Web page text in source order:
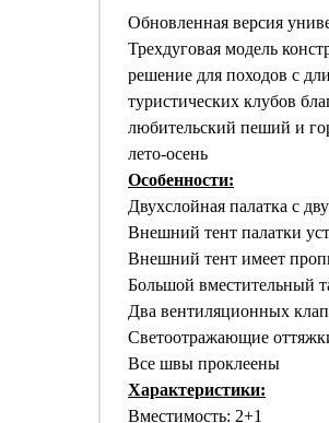
Обновленная версия
Трехдуговая модель
решение для походов с
туристических клубов
любительский пеший и
лето-осень
Особенности:
Двухслойная палатка с
Внешний тент палатки
Внешний тент имеет
Большой вместительный
Два вентиляционных
Светоотражающие
Все швы проклеены
Характеристики:
Вместимость: 2+1